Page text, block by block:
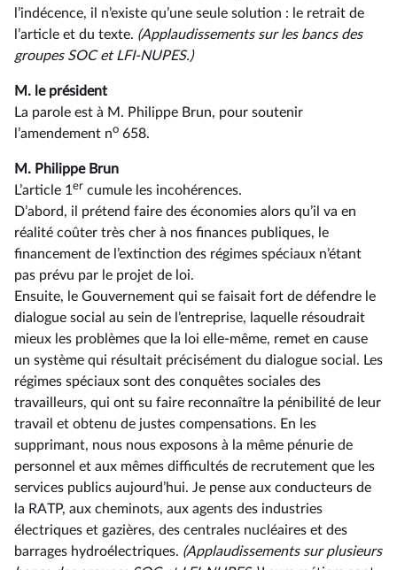
l’indécence, il n’existe qu’une seule solution : le retrait de
l’article et du texte. (Applaudissements sur les bancs des
groupes SOC et LFI-NUPES.)
M. le président
La parole est à M. Philippe Brun, pour soutenir
l’amendement no 658.
M. Philippe Brun
L’article 1 er cumule les incohérences.
D’abord, il prétend faire des économies alors qu’il va en
réalité coûter très cher à nos finances publiques, le
financement de l’extinction des régimes spéciaux n’étant
pas prévu par le projet de loi.
Ensuite, le Gouvernement qui se faisait fort de défendre le
dialogue social au sein de l’entreprise, laquelle résoudrait
mieux les problèmes que la loi elle-même, remet en cause
un système qui résultait précisément du dialogue social. Les
régimes spéciaux sont des conquêtes sociales des
travailleurs, qui ont su faire reconnaître la pénibilité de leur
travail et obtenu de justes compensations. En les
supprimant, nous nous exposons à la même pénurie de
personnel et aux mêmes difficultés de recrutement que les
services publics aujourd’hui. Je pense aux conducteurs de
la RATP, aux cheminots, aux agents des industries
électriques et gazières, des centrales nucléaires et des
barrages hydroélectriques. (Applaudissements sur plusieurs